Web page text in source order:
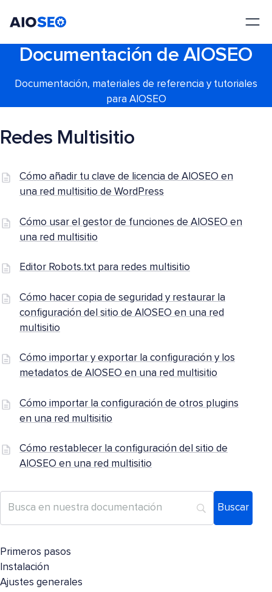
Documentación de AIOSEO
Documentación, materiales de referencia y tutoriales
para AIOSEO
Redes Multisitio
Cómo añadir tu clave de licencia de AIOSEO en
una red multisitio de WordPress
Cómo usar el gestor de funciones de AIOSEO en
una red multisitio
Editor Robots.txt para redes multisitio
Cómo hacer copia de seguridad y restaurar la
configuración del sitio de AIOSEO en una red
multisitio
Cómo importar y exportar la configuración y los
metadatos de AIOSEO en una red multisitio
Cómo importar la configuración de otros plugins
en una red multisitio
Cómo restablecer la configuración del sitio de
AIOSEO en una red multisitio
Primeros pasos
Instalación
Ajustes generales